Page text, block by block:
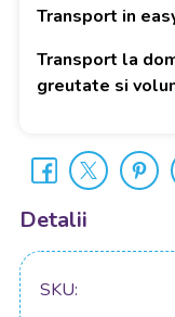
Transport in
Transport la
greutate si
Detalii
SKU